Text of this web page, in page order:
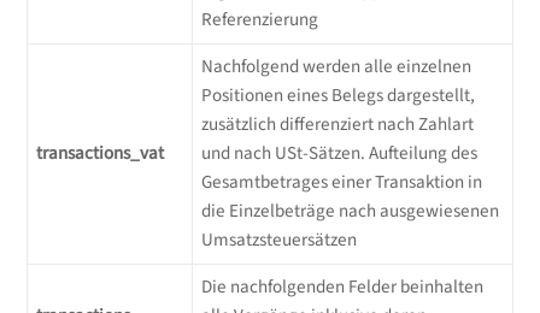
Referenzierung
transactions_vat
Nachfolgend werden alle einzelnen
Positionen eines Belegs dargestellt,
zusätzlich differenziert nach Zahlart
und nach USt-Sätzen. Aufteilung des
Gesamtbetrages einer Transaktion in
die Einzelbeträge nach ausgewiesenen
Umsatzsteuersätzen
Die nachfolgenden Felder beinhalten